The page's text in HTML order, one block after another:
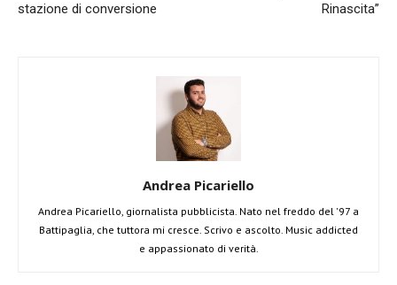
stazione di conversione
Rinascita”
Andrea Picariello
Andrea Picariello, giornalista pubblicista. Nato nel freddo del '97 a
Battipaglia, che tuttora mi cresce. Scrivo e ascolto. Music addicted
e appassionato di verità.